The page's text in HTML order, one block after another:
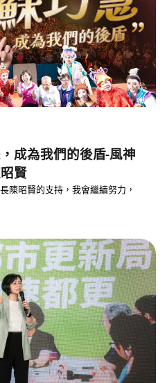
成為我們的後盾-風神
賢
陳昭賢的支持，我會繼續努力，